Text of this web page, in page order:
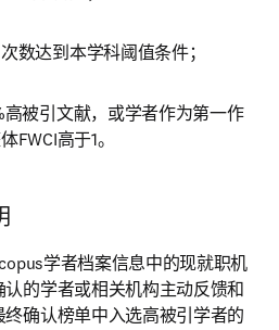
数达到本学科阈值条件；
高被引文献，或学者作为第一作
FWCI高于1。
学者档案信息中的现就职机
的学者或相关机构主动反馈和
确认榜单中入选高被引学者的